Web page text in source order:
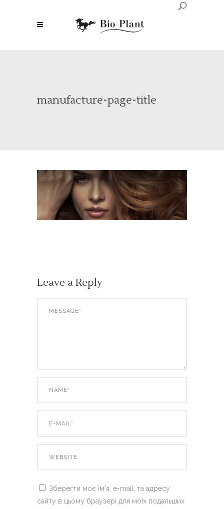
manufacture-page-title
Leave a Reply
Зберегти моє ім'я, e-mail, та адресу
сайту в цьому браузері для моїх подальших